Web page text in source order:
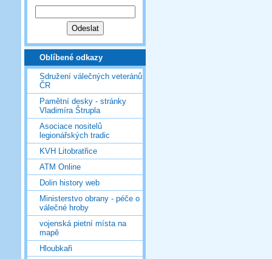
Oblíbené odkazy
Sdružení válečných veteránů
ČR
Pamětní desky - stránky
Vladimíra Štrupla
Asociace nositelů
legionářských tradic
KVH Litobratřice
ATM Online
Dolin history web
Ministerstvo obrany - péče o
válečné hroby
vojenská pietní místa na
mapě
Hloubkaři